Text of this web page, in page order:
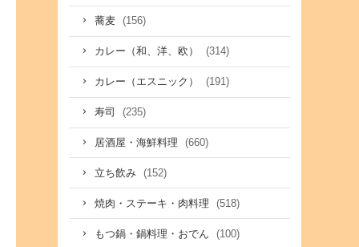
蕎麦 (156)
カレー（和、洋、欧） (314)
カレー（エスニック） (191)
寿司 (235)
居酒屋・海鮮料理 (660)
立ち飲み (152)
焼肉・ステーキ・肉料理 (518)
もつ鍋・鍋料理・おでん (100)